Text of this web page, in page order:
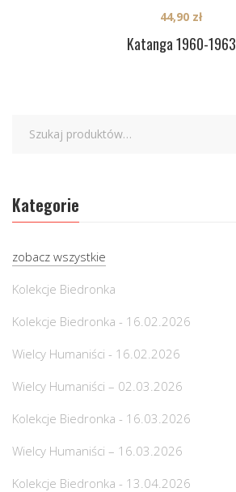
Katanga 1960-1963
44,90 zł
Kategorie
zobacz wszystkie
Kolekcje Biedronka
Kolekcje Biedronka - 16.02.2026
Wielcy Humaniści - 16.02.2026
Wielcy Humaniści – 02.03.2026
Kolekcje Biedronka - 16.03.2026
Wielcy Humaniści – 16.03.2026
Kolekcje Biedronka - 13.04.2026